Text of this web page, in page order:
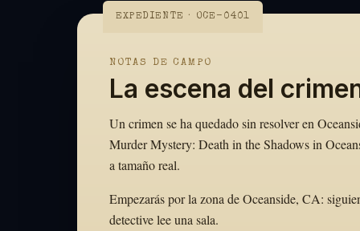
EXPEDIENTE · OCE-0401
NOTAS DE CAMPO
La escena del
Un crimen se ha quedado sin resolver en
Murder Mystery: Death in the Shadows in
a tamaño real.
Empezarás por la zona de Oceanside, CA:
detective lee una sala.